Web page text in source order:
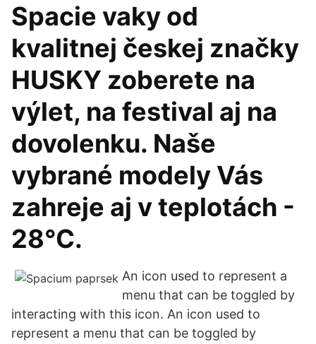
Spacie vaky od
kvalitnej českej značky
HUSKY zoberete na
výlet, na festival aj na
dovolenku. Naše
vybrané modely Vás
zahreje aj v teplotách -
28°C.
An icon used to represent a
menu that can be toggled by
interacting with this icon. An icon used to
represent a menu that can be toggled by